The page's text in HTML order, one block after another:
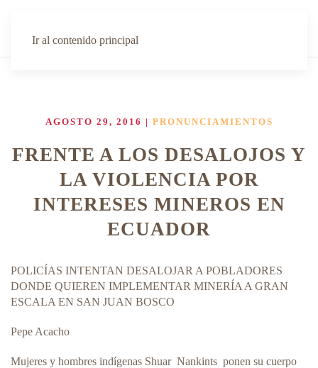
Ir al contenido principal
AGOSTO 29, 2016 | PRONUNCIAMIENTOS
FRENTE A LOS DESALOJOS Y
LA VIOLENCIA POR
INTERESES MINEROS EN
ECUADOR
POLICÍAS INTENTAN DESALOJAR A POBLADORES
DONDE QUIEREN IMPLEMENTAR MINERÍA A GRAN
ESCALA EN SAN JUAN BOSCO
Pepe Acacho
Mujeres y hombres indígenas Shuar Nankints ponen su cuerpo